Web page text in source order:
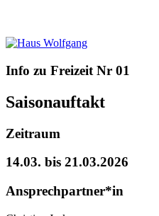
Info zu Freizeit Nr 01
Saisonauftakt
Zeitraum
14.03. bis 21.03.2026
Ansprechpartner*in